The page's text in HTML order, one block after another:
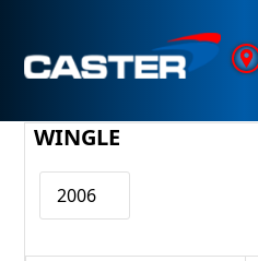
WINGLE
2006